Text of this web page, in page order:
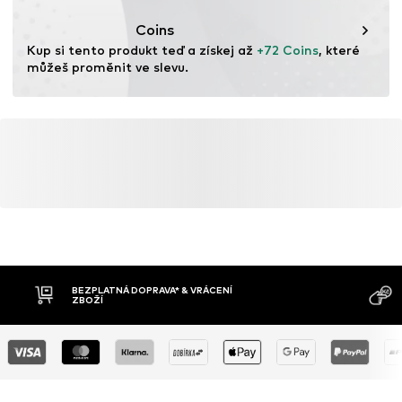
Coins
Kup si tento produkt teď a získej až +72 Coins, které
můžeš proměnit ve slevu.
BEZPLATNÁ DOPRAVA* & VRÁCENÍ
ZBOŽÍ